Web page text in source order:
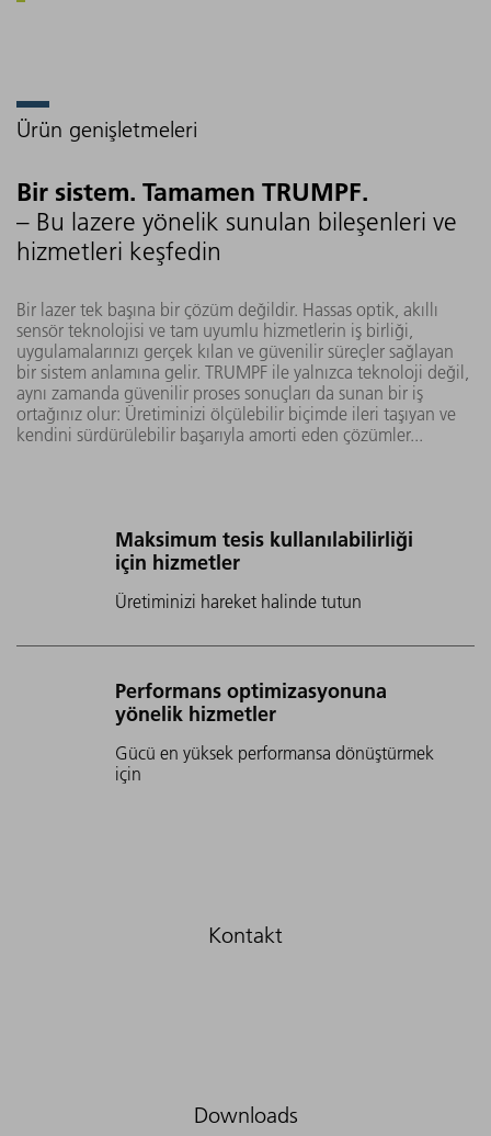
Ürün genişletmeleri
Bir sistem. Tamamen TRUMPF.
– Bu lazere yönelik sunulan bileşenleri ve
hizmetleri keşfedin
Bir lazer tek başına bir çözüm değildir. Hassas optik, akıllı
sensör teknolojisi ve tam uyumlu hizmetlerin iş birliği,
uygulamalarınızı gerçek kılan ve güvenilir süreçler sağlayan
bir sistem anlamına gelir. TRUMPF ile yalnızca teknoloji değil,
aynı zamanda güvenilir proses sonuçları da sunan bir iş
ortağınız olur: Üretiminizi ölçülebilir biçimde ileri taşıyan ve
kendini sürdürülebilir başarıyla amorti eden çözümler...
Maksimum tesis kullanılabilirliği
için hizmetler
Üretiminizi hareket halinde tutun
Performans optimizasyonuna
yönelik hizmetler
Gücü en yüksek performansa dönüştürmek
için
Downloads